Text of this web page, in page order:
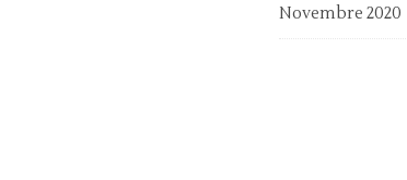
Novembre 2020